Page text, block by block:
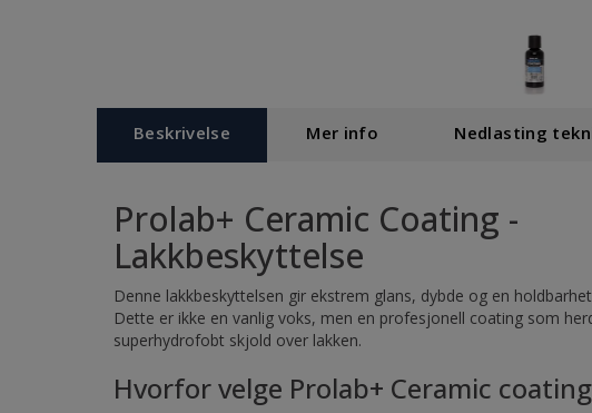
Beskrivelse Mer info Nedlasting
Prolab+ Ceramic Coating -
Lakkbeskyttelse
Denne lakkbeskyttelsen gir ekstrem glans, dybde og en
Dette er ikke en vanlig voks, men en profesjonell coating som
superhydrofobt skjold over lakken.
Hvorfor velge Prolab+ Ceramic